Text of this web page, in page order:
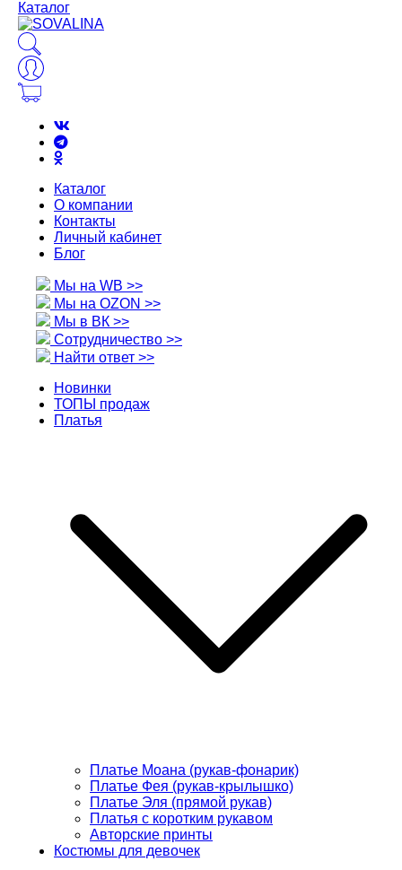
Каталог
Каталог
О компании
Контакты
Личный кабинет
Блог
Мы на WB >>
Мы на OZON >>
Мы в ВК >>
Сотрудничество >>
Найти ответ >>
Новинки
ТОПЫ продаж
Платья
Платье Моана (рукав-фонарик)
Платье Фея (рукав-крылышко)
Платье Эля (прямой рукав)
Платья с коротким рукавом
Авторские принты
Костюмы для девочек